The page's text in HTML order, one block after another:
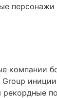
компании
Group